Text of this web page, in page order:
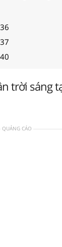
trời sáng
QUẢNG CÁO